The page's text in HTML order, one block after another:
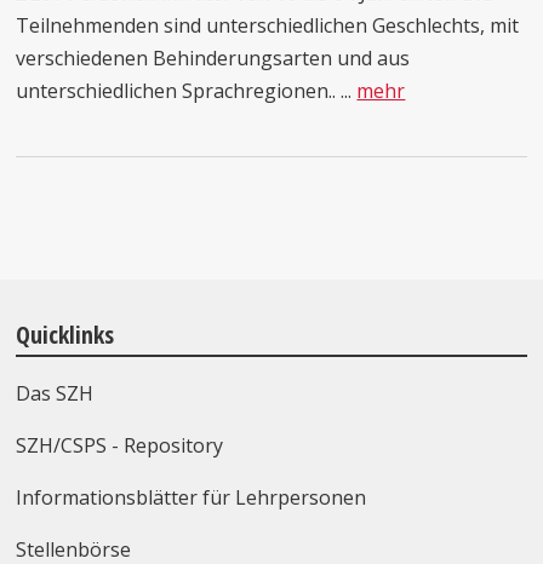
Teilnehmenden sind unterschiedlichen Geschlechts, mit
verschiedenen Behinderungsarten und aus
unterschiedlichen Sprachregionen.. ... mehr
Quicklinks
Das SZH
SZH/CSPS - Repository
Informationsblätter für Lehrpersonen
Stellenbörse